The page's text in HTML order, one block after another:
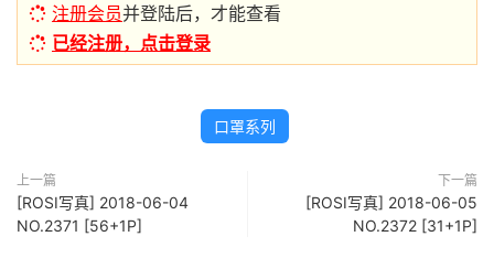
注册会员并登陆后，才能查看
已经注册，点击登录
口罩系列
上一篇
[ROSI写真] 2018-06-04
NO.2371 [56+1P]
下一篇
[ROSI写真] 2018-06-05
NO.2372 [31+1P]